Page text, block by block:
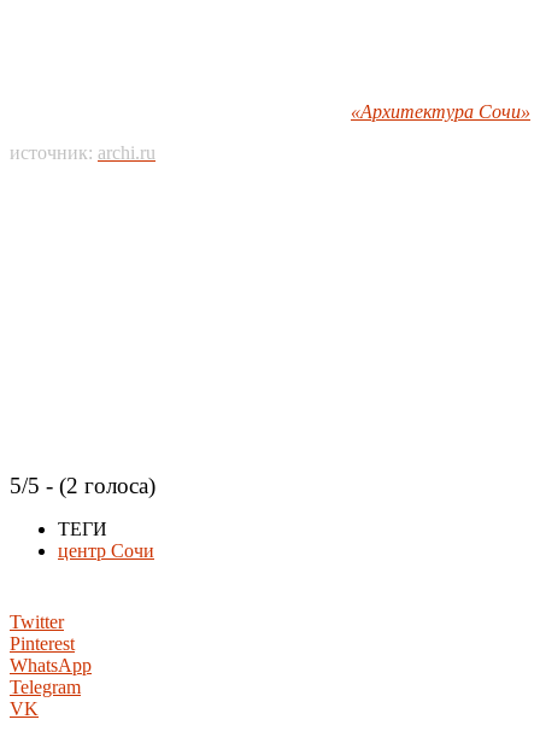
«Архитектура Сочи»
источник: archi.ru
5/5 - (2 голоса)
ТЕГИ
центр Сочи
Twitter
Pinterest
WhatsApp
Telegram
VK